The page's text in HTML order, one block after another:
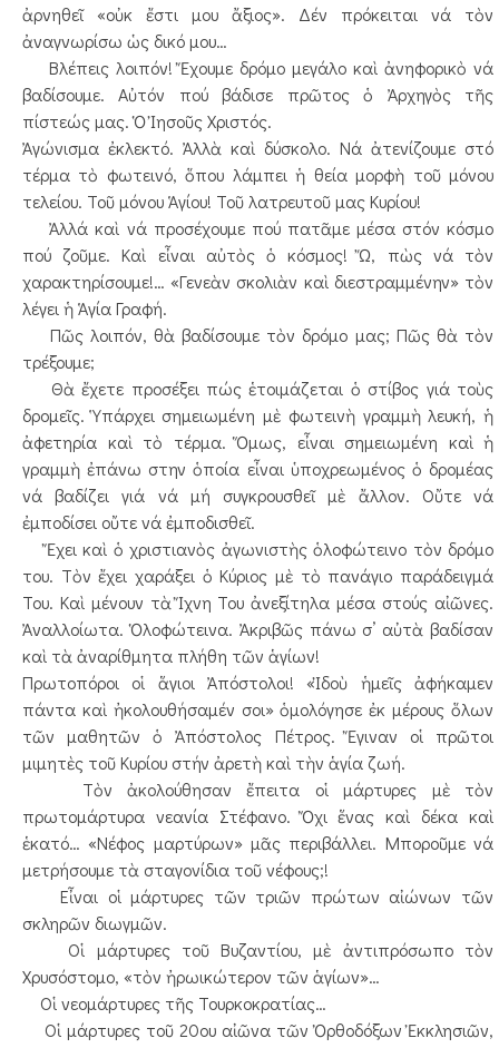
ἀρνηθεῖ «οὐκ ἔστι μου ἄξιος». Δέν πρόκειται νά τὸν
ἀναγνωρίσω ὡς δικό μου…
Βλέπεις λοιπόν! Ἔχουμε δρόμο μεγάλο καὶ ἀνηφορικὸ νά
βαδίσουμε. Αὐτόν πού βάδισε πρῶτος ὁ Ἀρχηγὸς τῆς
πίστεώς μας. Ὁ Ἰησοῦς Χριστός.
Ἀγώνισμα ἐκλεκτό. Ἀλλὰ καὶ δύσκολο. Νά ἀτενίζουμε στό
τέρμα τὸ φωτεινό, ὅπου λάμπει ἡ θεία μορφὴ τοῦ μόνου
τελείου. Τοῦ μόνου Ἁγίου! Τοῦ λατρευτοῦ μας Κυρίου!
Ἀλλά καὶ νά προσέχουμε πού πατᾶμε μέσα στόν κόσμο
πού ζοῦμε. Καὶ εἶναι αὐτὸς ὁ κόσμος! Ὤ, πὼς νά τὸν
χαρακτηρίσουμε!… «Γενεὰν σκολιὰν καὶ διεστραμμένην» τὸν
λέγει ἡ Ἁγία Γραφή.
Πῶς λοιπόν, θὰ βαδίσουμε τὸν δρόμο μας; Πῶς θὰ τὸν
τρέξουμε;
Θὰ ἔχετε προσέξει πώς ἑτοιμάζεται ὁ στίβος γιά τοὺς
δρομεῖς. Ὑπάρχει σημειωμένη μὲ φωτεινὴ γραμμὴ λευκή, ἡ
ἀφετηρία καὶ τὸ τέρμα. Ὅμως, εἶναι σημειωμένη καὶ ἡ
γραμμὴ ἐπάνω στην ὁποία εἶναι ὑποχρεωμένος ὁ δρομέας
νά βαδίζει γιά νά μή συγκρουσθεῖ μὲ ἄλλον. Οὔτε νά
ἐμποδίσει οὔτε νά ἐμποδισθεῖ.
Ἔχει καὶ ὁ χριστιανὸς ἀγωνιστὴς ὁλοφώτεινο τὸν δρόμο
του. Τὸν ἔχει χαράξει ὁ Κύριος μὲ τὸ πανάγιο παράδειγμά
Του. Καὶ μένουν τὰ Ἴχνη Του ἀνεξίτηλα μέσα στούς αἰῶνες.
Ἀναλλοίωτα. Ὁλοφώτεινα. Ἀκριβῶς πάνω σ’ αὐτὰ βαδίσαν
καὶ τὰ ἀναρίθμητα πλήθη τῶν ἁγίων!
Πρωτοπόροι οἱ ἅγιοι Ἀπόστολοι! «Ἰδοὺ ἡμεῖς ἀφήκαμεν
πάντα καὶ ἠκολουθήσαμέν σοι» ὁμολόγησε ἐκ μέρους ὅλων
τῶν μαθητῶν ὁ Ἀπόστολος Πέτρος. Ἔγιναν οἱ πρῶτοι
μιμητὲς τοῦ Κυρίου στήν ἀρετὴ καὶ τὴν ἁγία ζωή.
Τὸν ἀκολούθησαν ἔπειτα οἱ μάρτυρες μὲ τὸν
πρωτομάρτυρα νεανία Στέφανο. Ὄχι ἕνας καὶ δέκα καὶ
ἑκατό… «Νέφος μαρτύρων» μᾶς περιβάλλει. Μποροῦμε νά
μετρήσουμε τὰ σταγονίδια τοῦ νέφους;!
Εἶναι οἱ μάρτυρες τῶν τριῶν πρώτων αἰώνων τῶν
σκληρῶν διωγμῶν.
Οἱ μάρτυρες τοῦ Βυζαντίου, μὲ ἀντιπρόσωπο τὸν
Χρυσόστομο, «τὸν ἠρωικώτερον τῶν ἁγίων»…
Οἱ νεομάρτυρες τῆς Τουρκοκρατίας…
Οἱ μάρτυρες τοῦ 20ου αἰῶνα τῶν Ὀρθοδόξων Ἐκκλησιῶν,